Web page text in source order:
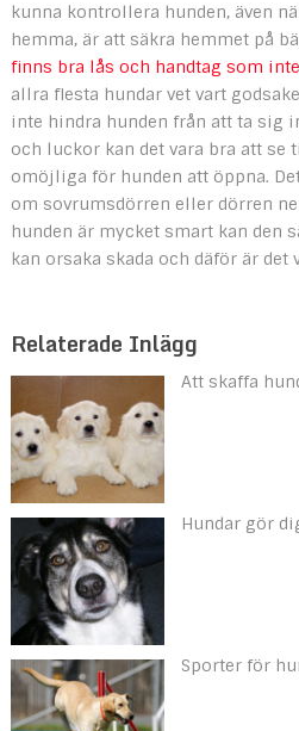
kunna kontrollera hunden, även
hemma, är att säkra hemmet på
finns bra lås och handtag som
allra flesta hundar vet vart
inte hindra hunden från att ta sig
och luckor kan det vara bra att se
omöjliga för hunden att öppna.
om sovrumsdörren eller dörren
hunden är mycket smart kan den
kan orsaka skada och däför är
Relaterade Inlägg
Att skaffa
Hundar gör
Sporter för